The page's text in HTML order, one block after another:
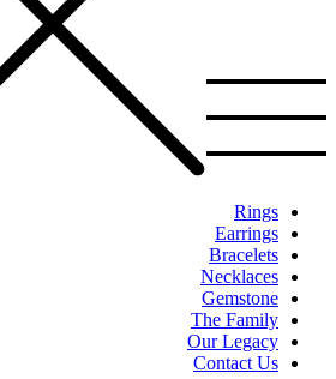
Rings
Earrings
Bracelets
Necklaces
Gemstone
The Family
Our Legacy
Contact Us